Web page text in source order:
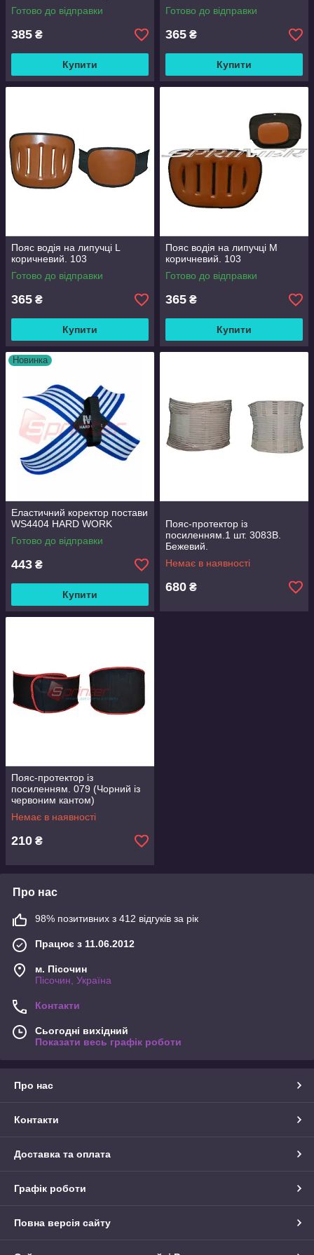
Готово до відправки
385 ₴
Купити
Готово до відправки
365 ₴
Купити
Пояс водія на липучці L
коричневий. 103
Готово до відправки
365 ₴
Купити
Пояс водія на липучці M
коричневий. 103
Готово до відправки
365 ₴
Купити
Новинка
Еластичний коректор постави
WS4404 HARD WORK
Готово до відправки
443 ₴
Купити
Пояс-протектор із
посиленням.1 шт. 3083В.
Бежевий.
Немає в наявності
680 ₴
Пояс-протектор із
посиленням. 079 (Чорний із
червоним кантом)
Немає в наявності
210 ₴
Про нас
98% позитивних з 412 відгуків за рік
Працює з 11.06.2012
м. Пісочин
Пісочин, Україна
Контакти
Сьогодні вихідний
Показати весь графік роботи
Про нас
Контакти
Доставка та оплата
Графік роботи
Повна версія сайту